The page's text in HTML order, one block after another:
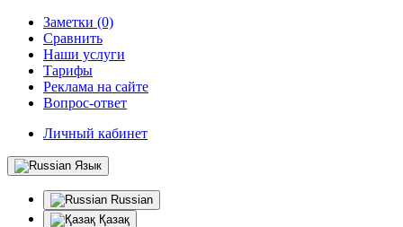
Заметки (0)
Сравнить
Наши услуги
Тарифы
Реклама на сайте
Вопрос-ответ
Личный кабинет
Язык
Russian
Қазақ